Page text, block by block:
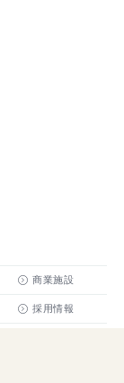
商業施設
採用情報